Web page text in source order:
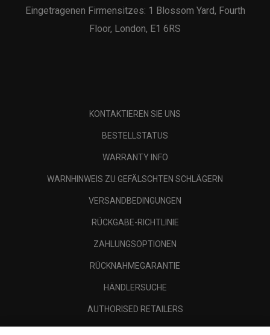
Eingetragenen Firmensitzes: 1 Blossom Yard, Fourth
Floor, London, E1 6RS
KONTAKTIEREN SIE UNS
BESTELLSTATUS
WARRANTY INFO
WARNHINWEIS ZU GEFÄLSCHTEN SCHLÄGERN
VERSANDBEDINGUNGEN
RÜCKGABE-RICHTLINIE
ZAHLUNGSOPTIONEN
RÜCKNAHMEGARANTIE
HÄNDLERSUCHE
AUTHORISED RETAILERS